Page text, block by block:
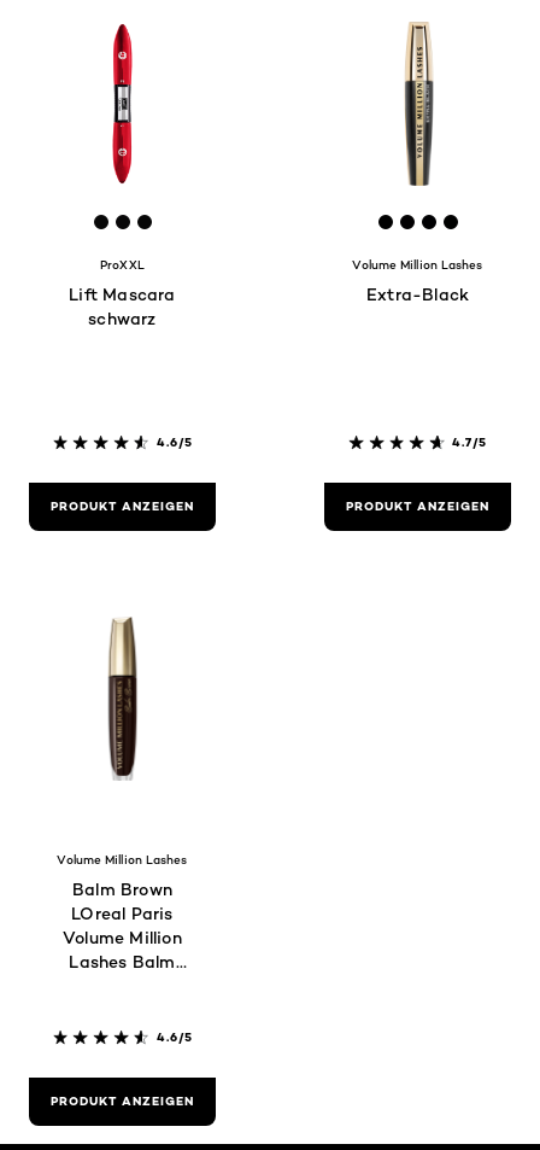
[Color]: #080808
[Color]: #080708
[Color]: #060606
ProXXL
Lift Mascara
schwarz
4.6/5
PRODUKT ANZEIGEN
[Color]:
[Color]:
[Color]:
[Color]:
Volume Million Lashes
Extra-Black
4.7/5
PRODUKT ANZEIGEN
Volume Million Lashes
Balm Brown
LOreal Paris
Volume Million
Lashes Balm
4.6/5
PRODUKT ANZEIGEN